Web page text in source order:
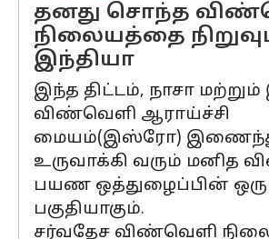
தனது சொந்த
நிலையத்தை
இந்தியா
இந்த திட்டம், நாசா மற்றும்
விண்வெளி ஆராய்ச்சி
மையம்(இஸ்ரோ)
உருவாக்கி வரும் மனித
பயண ஒத்துழைப்பின் ஒரு
பகுதியாகும்.
சர்வதேச விண்வெளி